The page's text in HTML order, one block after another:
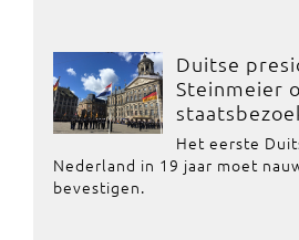
Duitse
Steinmeier
Het eerste
Nederland in 19 jaar moet
bevestigen.